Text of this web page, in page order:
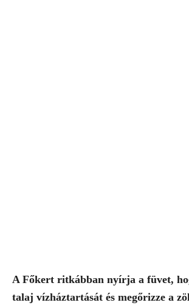
A Főkert ritkábban nyírja a füvet,
talaj vízháztartását és megőrizze a